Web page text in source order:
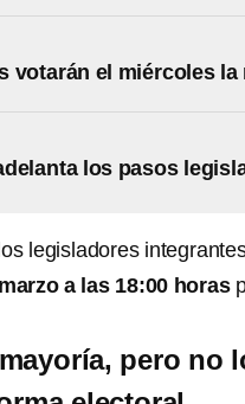
votarán el miércoles la
los pasos
legisladores
a las 18:00 horas
pero no